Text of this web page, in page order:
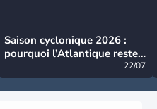
Saison cyclonique 2026 :
pourquoi l’Atlantique reste
22/07